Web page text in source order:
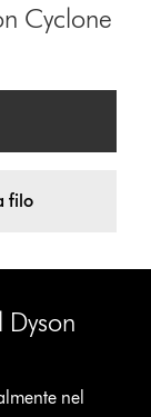
Cyclone
filo
Dyson
nel